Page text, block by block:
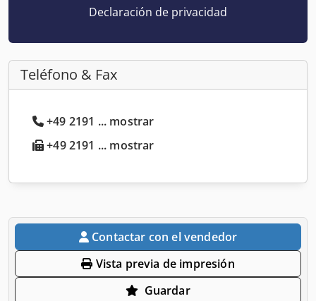
Declaración de privacidad
Teléfono & Fax
+49 2191 ... mostrar
+49 2191 ... mostrar
Contactar con el vendedor
Vista previa de impresión
Guardar